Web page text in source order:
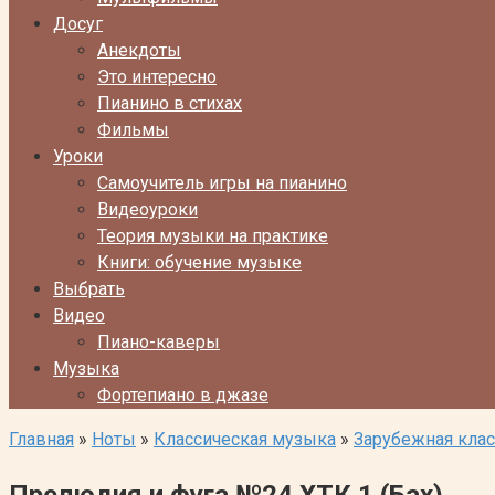
Досуг
Анекдоты
Это интересно
Пианино в стихах
Фильмы
Уроки
Самоучитель игры на пианино
Видеоуроки
Теория музыки на практике
Книги: обучение музыке
Выбрать
Видео
Пиано-каверы
Музыка
Фортепиано в джазе
Главная » Ноты » Классическая музыка » Зарубежная